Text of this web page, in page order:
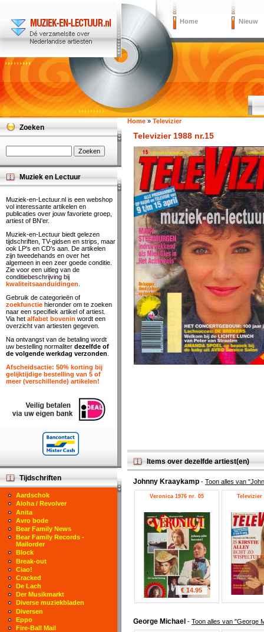
Home Nieuw
Home » Televizier
Televizier 1988 nr.15
Items over dezelfde artiest(en)
Johnny Kraaykamp - Toon alles van
Veronica 1976 nr. 05
€ 14.95
Televizier
George Michael - Toon alles van "George
Zoeken
Muziek en Lectuur
Muziek-en-Lectuur.nl is een webshop
vol interessante artikelen en
publicaties over jouw favoriete groep,
artiest of BN'er.
Muziek-en-Lectuur biedt gelezen
tijdschriften, TV-gidsen en strips, maar
ook LP's en CD's aan. De artikelen
zijn tweedehands en over het
algemeen in een zeer goede conditie.
Zie voor een uitleg van de
conditiebeschrijving bij
kwaliteitsaanduidingen
Gebruik de categorieën of
zoekfunctie hieronder om te zoeken
naar een specifiek artikel of artiest.
Via het alfabet bovenin wordt een
overzicht van artiesten gegeven.
Na ontvangst van de betaling wordt
uw bestelling normaliter dezelfde of
de volgende werkdag verzonden
Afscheidsactie: 50% korting bij
gelijktijdige bestelling van 5 of
meer (verschillende) artikelen!
Tijdschriften
Aardschok
Aloha / Revolver
Anita
Avro bode
Bear Family News
Bear Family Records -
Mailorder
Block
Break-out
Ciao!
Cracked
De Lach
Der Musikmarkt
Diverse muziekbladen
Diversen
Eppo
Fire-Ball Mail